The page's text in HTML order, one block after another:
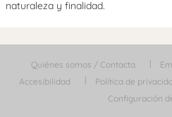
naturaleza y finalidad.
Quiénes somos / Contacta
Accesibilidad
Política de
Configuración